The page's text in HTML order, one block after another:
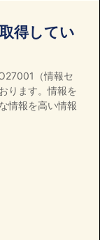
得してい
（情報セ
ります。情報を
情報を高い情報